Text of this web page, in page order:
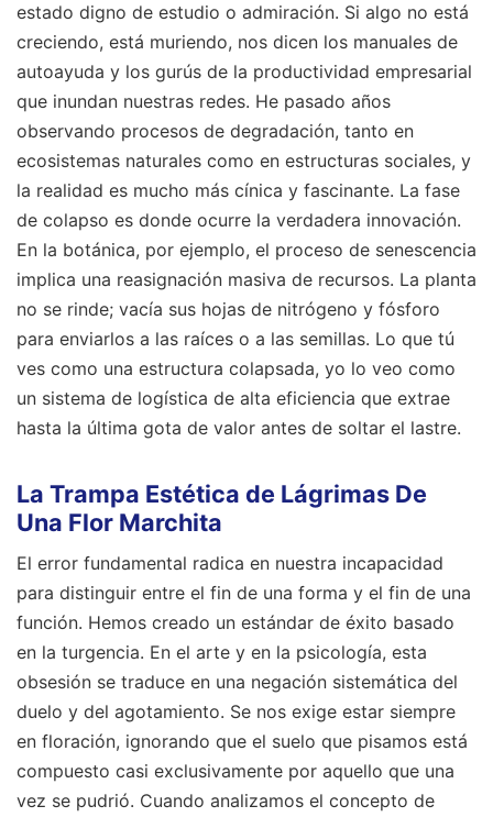
estado digno de estudio o admiración. Si algo no está
creciendo, está muriendo, nos dicen los manuales de
autoayuda y los gurús de la productividad empresarial
que inundan nuestras redes. He pasado años
observando procesos de degradación, tanto en
ecosistemas naturales como en estructuras sociales, y
la realidad es mucho más cínica y fascinante. La fase
de colapso es donde ocurre la verdadera innovación.
En la botánica, por ejemplo, el proceso de senescencia
implica una reasignación masiva de recursos. La planta
no se rinde; vacía sus hojas de nitrógeno y fósforo
para enviarlos a las raíces o a las semillas. Lo que tú
ves como una estructura colapsada, yo lo veo como
un sistema de logística de alta eficiencia que extrae
hasta la última gota de valor antes de soltar el lastre.
La Trampa Estética de Lágrimas De
Una Flor Marchita
El error fundamental radica en nuestra incapacidad
para distinguir entre el fin de una forma y el fin de una
función. Hemos creado un estándar de éxito basado
en la turgencia. En el arte y en la psicología, esta
obsesión se traduce en una negación sistemática del
duelo y del agotamiento. Se nos exige estar siempre
en floración, ignorando que el suelo que pisamos está
compuesto casi exclusivamente por aquello que una
vez se pudrió. Cuando analizamos el concepto de